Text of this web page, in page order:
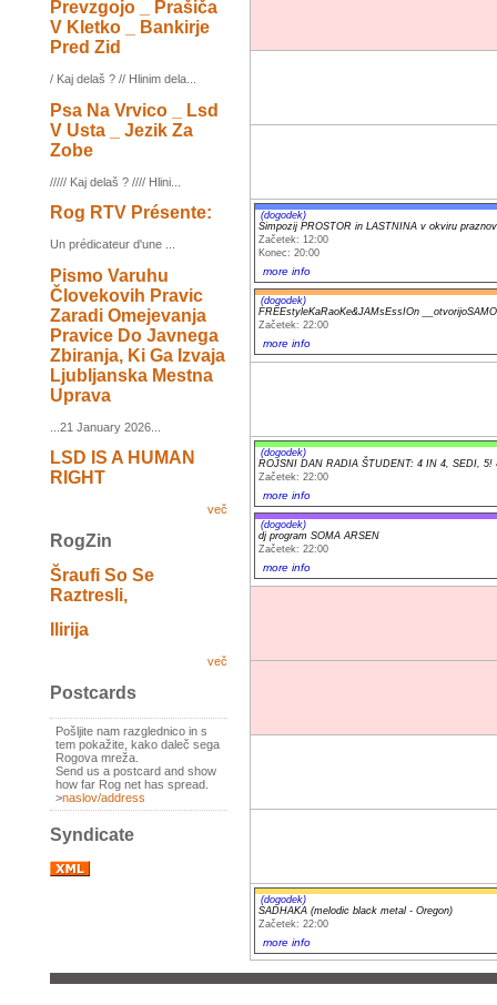
Prevzgojo _ Prašiča
V Kletko _ Bankirje
Pred Zid
/ Kaj delaš ? // Hlinim dela...
Psa Na Vrvico _ Lsd
V Usta _ Jezik Za
Zobe
///// Kaj delaš ? //// Hlini...
Rog RTV Présente:
Un prédicateur d'une ...
Pismo Varuhu
Človekovih Pravic
Zaradi Omejevanja
Pravice Do Javnega
Zbiranja, Ki Ga Izvaja
Ljubljanska Mestna
Uprava
...21 January 2026...
LSD IS A HUMAN
RIGHT
več
RogZin
Šraufi So Se
Raztresli,
Ilirija
več
Postcards
Pošljite nam razglednico in s
tem pokažite, kako daleč sega
Rogova mreža.
Send us a postcard and show
how far Rog net has spread.
>naslov/address
Syndicate
(dogodek)
Simpozij PROSTOR in LASTNINA v okviru
Začetek: 12:00
Konec: 20:00
more info
(dogodek)
FREEstyleKaRaoKe&JAMsEssIOn
Začetek: 22:00
more info
(dogodek)
ROJSNI DAN RADIA ŠTUDENT: 4 IN 4, SEDI, 5!
Začetek: 22:00
more info
(dogodek)
dj program SOMA ARSEN
Začetek: 22:00
more info
(dogodek)
SADHAKA (melodic black metal - Oregon)
Začetek: 22:00
more info